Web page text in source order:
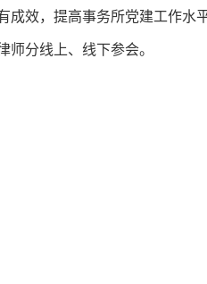
效，提高事务所党建工作水
分线上、线下参会。